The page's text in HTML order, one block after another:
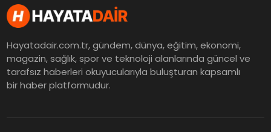
Hayatadair.com.tr, gündem, dünya, eğitim, ekonomi,
magazin, sağlık, spor ve teknoloji alanlarında güncel ve
tarafsız haberleri okuyucularıyla buluşturan kapsamlı
bir haber platformudur.